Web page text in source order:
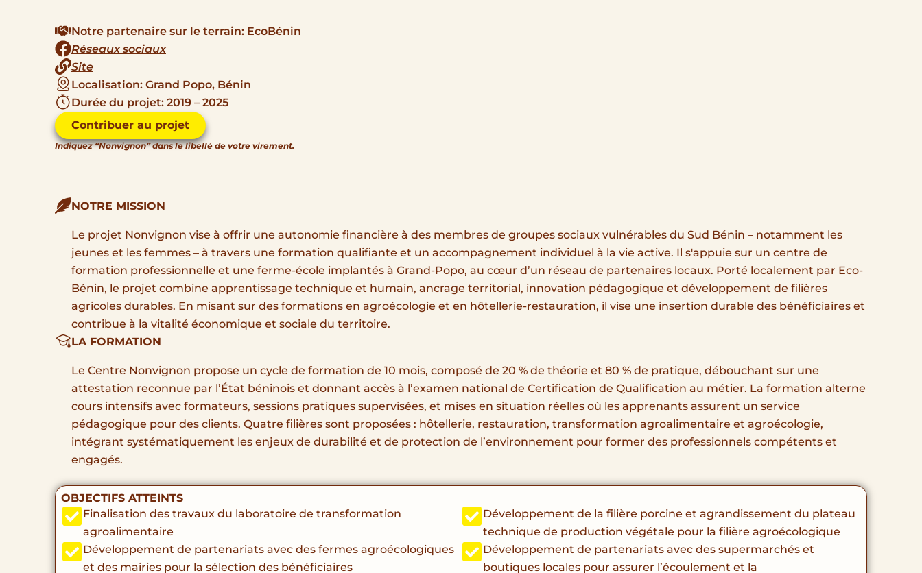
Notre partenaire sur le terrain: EcoBénin
Réseaux sociaux
Site
Localisation: Grand Popo, Bénin
Durée du projet: 2019 – 2025
Contribuer au projet
Indiquez “Nonvignon” dans le libellé de votre virement.
NOTRE MISSION
Le projet Nonvignon vise à offrir une autonomie financière à des membres de groupes sociaux vulnérables du Sud Bénin – notamment les
jeunes et les femmes – à travers une formation qualifiante et un accompagnement individuel à la vie active. Il s'appuie sur un centre de
formation professionnelle et une ferme-école implantés à Grand-Popo, au cœur d’un réseau de partenaires locaux. Porté localement par Eco-
Bénin, le projet combine apprentissage technique et humain, ancrage territorial, innovation pédagogique et développement de filières
agricoles durables. En misant sur des formations en agroécologie et en hôtellerie-restauration, il vise une insertion durable des bénéficiaires et
contribue à la vitalité économique et sociale du territoire.
LA FORMATION
Le Centre Nonvignon propose un cycle de formation de 10 mois, composé de 20 % de théorie et 80 % de pratique, débouchant sur une
attestation reconnue par l’État béninois et donnant accès à l’examen national de Certification de Qualification au métier. La formation alterne
cours intensifs avec formateurs, sessions pratiques supervisées, et mises en situation réelles où les apprenants assurent un service
pédagogique pour des clients. Quatre filières sont proposées : hôtellerie, restauration, transformation agroalimentaire et agroécologie,
intégrant systématiquement les enjeux de durabilité et de protection de l’environnement pour former des professionnels compétents et
engagés.
OBJECTIFS ATTEINTS
Finalisation des travaux du laboratoire de transformation
agroalimentaire
Développement de la filière porcine et agrandissement du plateau
technique de production végétale pour la filière agroécologique
Développement de partenariats avec des fermes agroécologiques
et des mairies pour la sélection des bénéficiaires
Développement de partenariats avec des supermarchés et
boutiques locales pour assurer l’écoulement et la